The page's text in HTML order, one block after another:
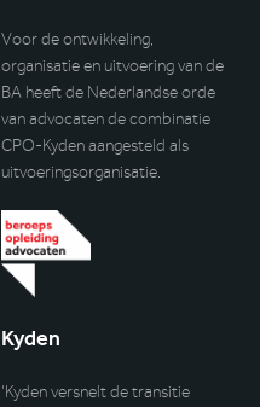
Voor de ontwikkeling,
organisatie en uitvoering van de
BA heeft de Nederlandse orde
van advocaten de combinatie
CPO-Kyden aangesteld als
uitvoeringsorganisatie.
Kyden
‘Kyden versnelt de transitie